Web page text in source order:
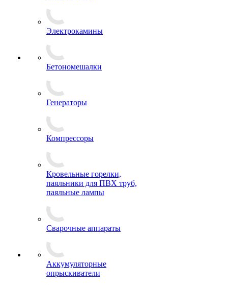
Электрокамины
Бетономешалки
Генераторы
Компрессоры
Кровельные горелки,
паяльники для ПВХ труб,
паяльные лампы
Сварочные аппараты
Аккумуляторные
опрыскиватели